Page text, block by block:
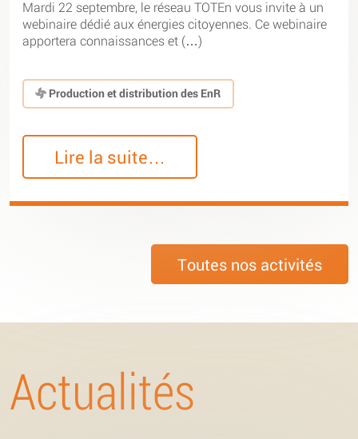
Mardi 22 septembre, le réseau TOTEn vous invite à un
webinaire dédié aux énergies citoyennes. Ce webinaire
apportera connaissances et (…)
Production et distribution des EnR
Lire la suite…
Toutes nos activités
Actualités